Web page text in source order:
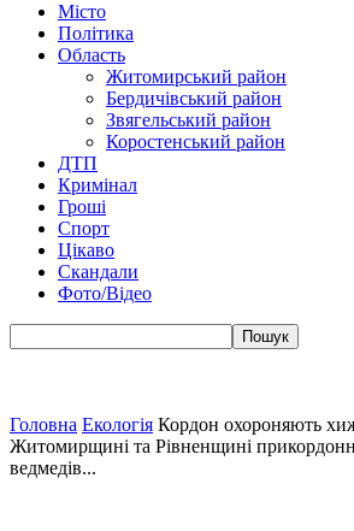
Місто
Політика
Область
Житомирський район
Бердичівський район
Звягельський район
Коростенський район
ДТП
Кримінал
Гроші
Спорт
Цікаво
Скандали
Фото/Відео
Головна Екологія Кордон охороняють
Житомирщині та Рівненщині
ведмедів...